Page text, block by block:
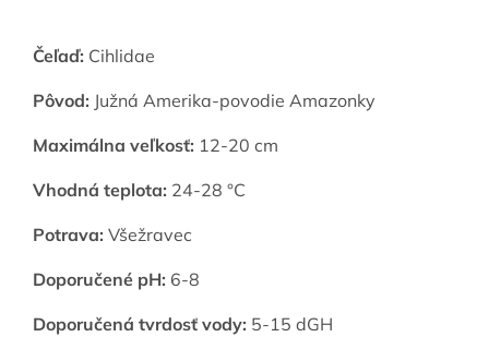
Čeľaď: Cihlidae
Pôvod: Južná Amerika-povodie Amazonky
Maximálna veľkosť: 12-20 cm
Vhodná teplota: 24-28 °C
Potrava: Všežravec
Doporučené pH: 6-8
Doporučená tvrdosť vody: 5-15 dGH